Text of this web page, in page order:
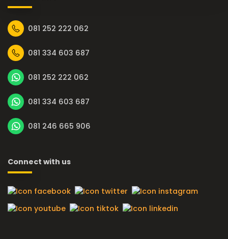
081 252 222 062
081 334 603 687
081 252 222 062
081 334 603 687
081 246 665 906
Connect with us